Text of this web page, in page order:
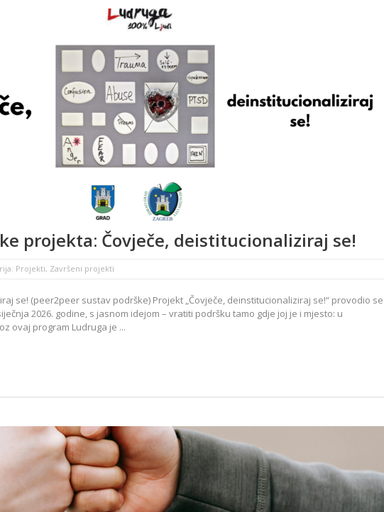
projekta: Čovječe, deistitucionaliziraj se!
Projekti, Završeni projekti
se! (peer2peer sustav podrške) Projekt „Čovječe, deinstitucionaliziraj se!“ provodio se
2026. godine, s jasnom idejom – vratiti podršku tamo gdje joj je i mjesto: u
ovaj program Ludruga je ...